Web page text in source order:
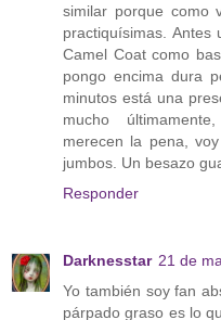
similar porque como
practiquísimas.
Camel Coat como
pongo encima dura
minutos está una
mucho
merecen la pena,
jumbos. Un besazo
Responder
Darknesstar 21 de
Yo también soy fan
párpado graso es lo